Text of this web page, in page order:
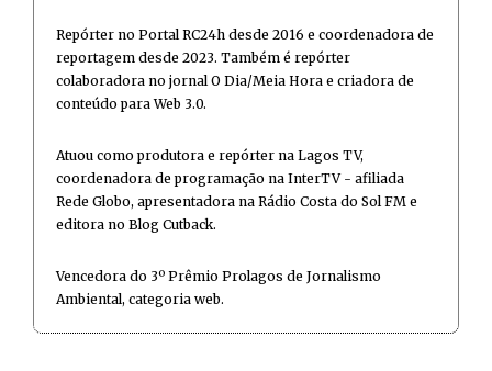
Repórter no Portal RC24h desde 2016 e coordenadora de
reportagem desde 2023. Também é repórter
colaboradora no jornal O Dia/Meia Hora e criadora de
conteúdo para Web 3.0.
Atuou como produtora e repórter na Lagos TV,
coordenadora de programação na InterTV - afiliada
Rede Globo, apresentadora na Rádio Costa do Sol FM e
editora no Blog Cutback.
Vencedora do 3º Prêmio Prolagos de Jornalismo
Ambiental, categoria web.